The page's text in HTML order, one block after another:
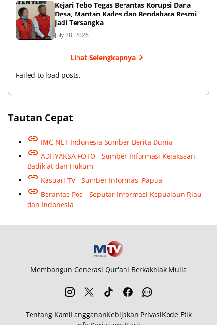
Kejari Tebo Tegas Berantas Korupsi Dana
Desa, Mantan Kades dan Bendahara Resmi
Jadi Tersangka
July 28, 2026
Lihat Selengkapnya
Failed to load posts.
Tautan Cepat
IMC NET Indonesia Sumber Berita Dunia
ADHYAKSA FOTO - Sumber Informasi Kejaksaan,
Badiklat dan Hukum
Kasuari TV - Sumber Informasi Papua
Berantas Pos - Seputar Informasi Kepualaun Riau
dan Indonesia
Membangun Generasi Qur'ani Berkakhlak Mulia
Tentang KamiLanggananKebijakan PrivasiKode Etik